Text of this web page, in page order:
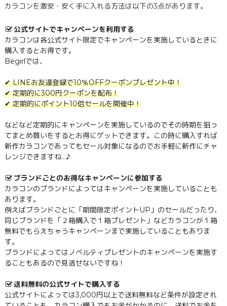
カラコンを激安・安く手に入れる方法は以下の3点があります。
公式サイトでキャンペーンを利用する
カラコンは各公式サイト限定でキャンペーンを実施しているときに
購入するとお得です。
Begirlでは、
✔ LINEお友達登録で10％OFFクーポンプレゼント中！
✔ 定期的に300円クーポンを配布！
✔ 定期的にポイント10倍セールを開催中！
などなど定期的にキャンペーンを実施しているのでその時期を狙っ
てまとめ買いをするとお得にゲットできます。この時に購入すれば
新作カラコンであってもセール対象になるのでお手軽に新作にチャ
レンジできますね…♪
ブランドごとのお得なキャンペーンに参加する
カラコンのブランドによってはキャンペーンを実施していることも
あります。
例えばブランドごとに「期間限定ポイントUP」のセールだったり、
同じブランドを「２箱購入で１箱プレゼント」などカラコンが１箱
無料でもらえちゃうキャンペーンまで実施していることもありま
す。
ブランドによってはノベルティプレゼントのキャンペーンを実施す
ることもあるので見逃せないですね！
送料無料の公式サイトで購入する
公式サイトによっては3,000円以上で送料無料など条件が設定され